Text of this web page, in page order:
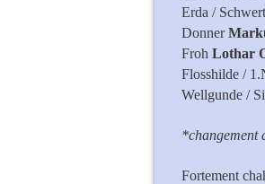
Erda /
Donner
Froh
Flosshilde /
Wellgunde /
*changement
Fortement